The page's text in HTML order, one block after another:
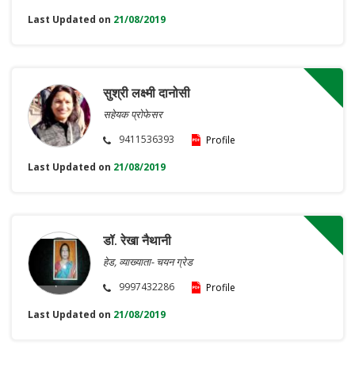
Last Updated on 21/08/2019
सुश्री लक्ष्मी दानोसी
सहेयक प्रोफेसर
9411536393
Profile
Last Updated on 21/08/2019
डॉ. रेखा नैथानी
हेड, व्याख्याता- चयन ग्रेड
9997432286
Profile
Last Updated on 21/08/2019